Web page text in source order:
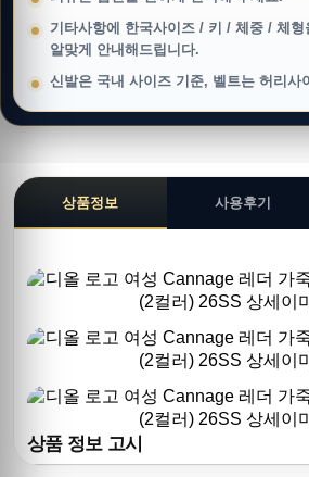
기타사항에 한국사이즈 / 키 / 체중 / 체형
알맞게 안내해드립니다.
신발은 국내 사이즈 기준, 벨트는 허리사
상품정보 사용후기
상품 정보 고시